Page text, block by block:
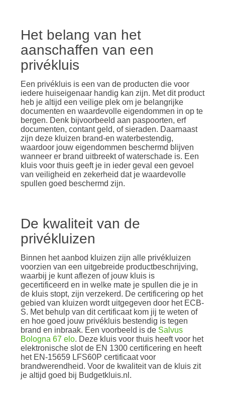
Het belang van het
aanschaffen van een
privékluis
Een privékluis is een van de producten die voor
iedere huiseigenaar handig kan zijn. Met dit product
heb je altijd een veilige plek om je belangrijke
documenten en waardevolle eigendommen in op te
bergen. Denk bijvoorbeeld aan paspoorten, erf
documenten, contant geld, of sieraden. Daarnaast
zijn deze kluizen brand-en waterbestendig,
waardoor jouw eigendommen beschermd blijven
wanneer er brand uitbreekt of waterschade is. Een
kluis voor thuis geeft je in ieder geval een gevoel
van veiligheid en zekerheid dat je waardevolle
spullen goed beschermd zijn.
De kwaliteit van de
privékluizen
Binnen het aanbod kluizen zijn alle privékluizen
voorzien van een uitgebreide productbeschrijving,
waarbij je kunt aflezen of jouw kluis is
gecertificeerd en in welke mate je spullen die je in
de kluis stopt, zijn verzekerd. De certificering op het
gebied van kluizen wordt uitgegeven door het ECB-
S. Met behulp van dit certificaat kom jij te weten of
en hoe goed jouw privékluis bestendig is tegen
brand en inbraak. Een voorbeeld is de Salvus
Bologna 67 elo. Deze kluis voor thuis heeft voor het
elektronische slot de EN 1300 certificering en heeft
het EN-15659 LFS60P certificaat voor
brandwerendheid. Voor de kwaliteit van de kluis zit
je altijd goed bij Budgetkluis.nl.